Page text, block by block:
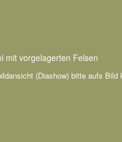
mit vorgelagerten Felsen
(Diashow) bitte aufs Bild